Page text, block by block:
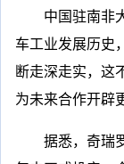
中国驻南非
车工业发展历史
断走深走实，这
为未来合作开辟
据悉，奇瑞